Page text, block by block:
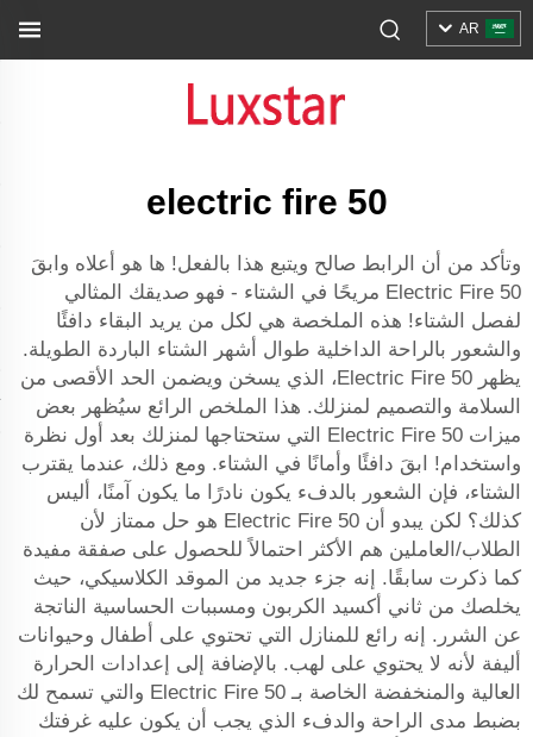
AR
electric fire 50
وتأكد من أن الرابط صالح ويتبع هذا بالفعل! ها هو أعلاه وابقَ
Electric Fire 50 مريحًا في الشتاء - فهو صديقك المثالي
لفصل الشتاء! هذه الملخصة هي لكل من يريد البقاء دافئًا
والشعور بالراحة الداخلية طوال أشهر الشتاء الباردة الطويلة.
يظهر Electric Fire 50، الذي يسخن ويضمن الحد الأقصى من
السلامة والتصميم لمنزلك. هذا الملخص الرائع سيُظهر بعض
ميزات Electric Fire 50 التي ستحتاجها لمنزلك بعد أول نظرة
واستخدام! ابقَ دافئًا وأمانًا في الشتاء. ومع ذلك، عندما يقترب
الشتاء، فإن الشعور بالدفء يكون نادرًا ما يكون آمنًا، أليس
كذلك؟ لكن يبدو أن Electric Fire 50 هو حل ممتاز لأن
الطلاب/العاملين هم الأكثر احتمالاً للحصول على صفقة مفيدة
كما ذكرت سابقًا. إنه جزء جديد من الموقد الكلاسيكي، حيث
يخلصك من ثاني أكسيد الكربون ومسببات الحساسية الناتجة
عن الشرر. إنه رائع للمنازل التي تحتوي على أطفال وحيوانات
أليفة لأنه لا يحتوي على لهب. بالإضافة إلى إعدادات الحرارة
العالية والمنخفضة الخاصة بـ Electric Fire 50 والتي تسمح لك
بضبط مدى الراحة والدفء الذي يجب أن يكون عليه غرفتك